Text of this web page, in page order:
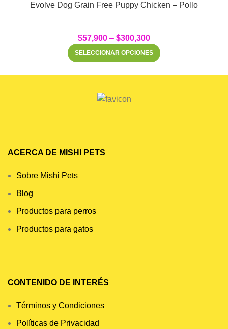
Evolve Dog Grain Free Puppy Chicken – Pollo
$57,900 – $300,300
SELECCIONAR OPCIONES
ACERCA DE MISHI PETS
Sobre Mishi Pets
Blog
Productos para perros
Productos para gatos
CONTENIDO DE INTERÉS
Términos y Condiciones
Políticas de Privacidad